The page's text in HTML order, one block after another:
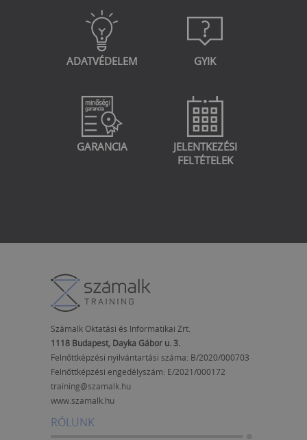
ADATVÉDELEM GYIK
GARANCIA
JELENTKEZÉSI
FELTÉTELEK
Számalk Oktatási és Informatikai Zrt.
1118 Budapest, Dayka Gábor u. 3.
Felnőttképzési nyilvántartási száma: B/2020/000703
Felnőttképzési engedélyszám: E/2021/000172
training@szamalk.hu
www.szamalk.hu
RÓLUNK